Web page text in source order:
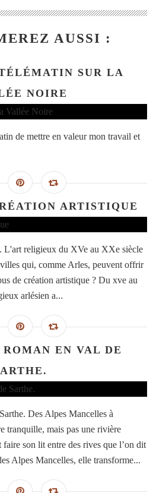
AUSSI :
SUR LA
NOIRE
de mettre en valeur mon travail et
ARTISTIQUE
L'art religieux du XVe au XXe siècle
qui, comme Arles, peuvent offrir
de création artistique ? Du xve au
arlésien a...
EN VAL DE
Des Alpes Mancelles à
tranquille, mais pas une rivière
son lit entre des rives que l’on dit
Alpes Mancelles, elle transforme...